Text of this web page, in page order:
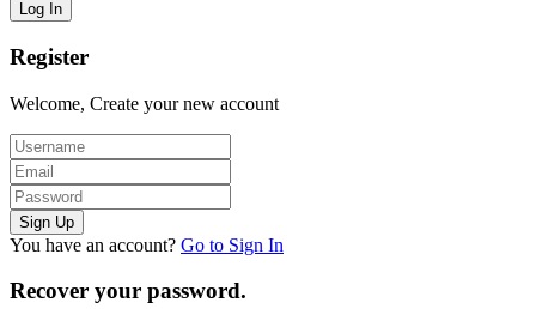
Register
Welcome, Create your new account
You have an account? Go to Sign In
Recover your password.